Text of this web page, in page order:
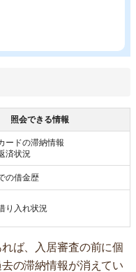
照会できる情報
ードの滞納情報
済状況
の借金歴
り入れ状況
ば、入居審査の前に個
の滞納情報が消えてい